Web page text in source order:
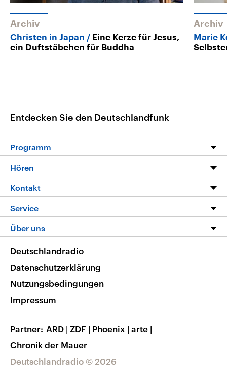
Archiv
Christen in Japan
Eine Kerze für Jesus,
ein Duftstäbchen für Buddha
Archiv
Marie
Entdecken Sie den Deutschlandfunk
Programm
Die Nachrichten
Nachrichtenleicht
Neue Beiträge auf dlf.de
Hören
Livestream
Podcasts
Deutschlandfunk App
Nachrichten App
Frequenzen
Kontakt
Service
FAQ
Veranstaltungen
Musikliste
RSS
Über uns
Barrierefreiheit
Deutschlandradio © 2026
Deutschlandradio
Datenschutzerklärung
Nutzungsbedingungen
Impressum
Partner ARD | ZDF | Phoenix | arte |
Chronik der Mauer